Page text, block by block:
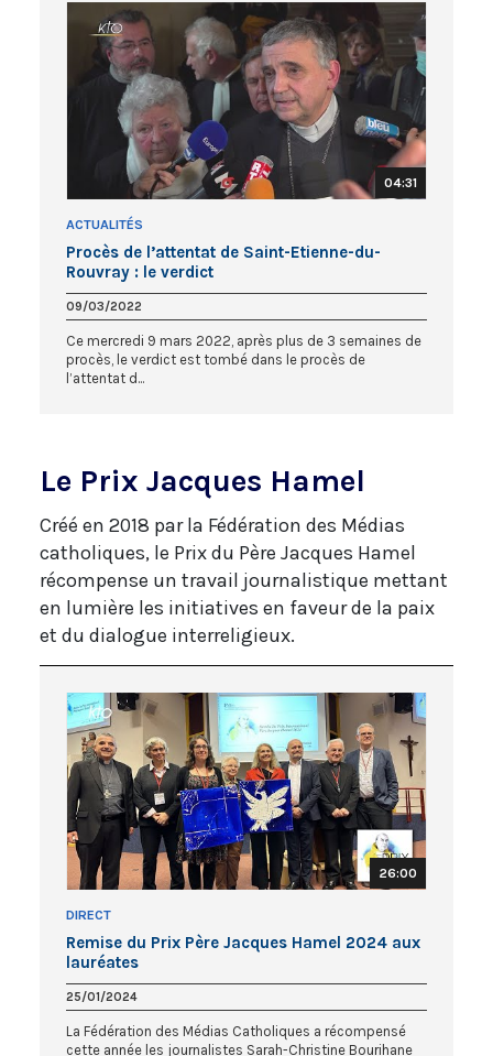
04:31
ACTUALITÉS
Procès de l’attentat de Saint-Etienne-du-
Rouvray : le verdict
09/03/2022
Ce mercredi 9 mars 2022, après plus de 3 semaines de
procès, le verdict est tombé dans le procès de
l’attentat d...
Le Prix Jacques Hamel
Créé en 2018 par la Fédération des Médias
catholiques, le Prix du Père Jacques Hamel
récompense un travail journalistique mettant
en lumière les initiatives en faveur de la paix
et du dialogue interreligieux.
26:00
DIRECT
Remise du Prix Père Jacques Hamel 2024 aux
lauréates
25/01/2024
La Fédération des Médias Catholiques a récompensé
cette année les journalistes Sarah-Christine Bourihane